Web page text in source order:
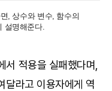
, 상수와 변수, 함수의
설명해준다.
서 적용을 실패했다며,
달라고 이용자에게 역